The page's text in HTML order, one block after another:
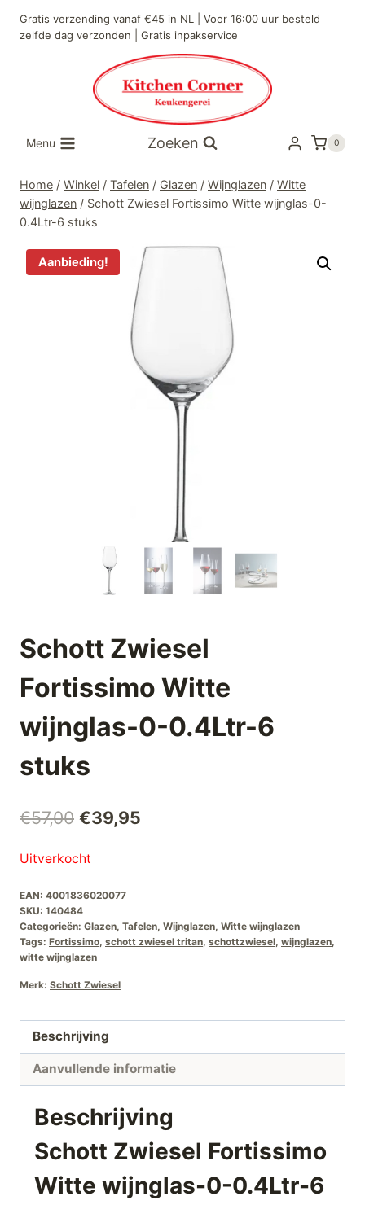
naar
Gratis verzending vanaf €45 in NL | Voor 16:00 uur besteld
zelfde dag verzonden | Gratis inpakservice
Menu Zoeken 0
Home / Winkel / Tafelen / Glazen / Wijnglazen / Witte
wijnglazen / Schott Zwiesel Fortissimo Witte wijnglas-0-
0.4Ltr-6 stuks
Aanbieding!
Schott Zwiesel
Fortissimo Witte
wijnglas-0-0.4Ltr-6
stuks
€57,00 Oorspronkelijke
€57,00.
€39,95
Uitverkocht
EAN: 4001836020077
SKU: 140484
Categorieën: Glazen, Tafelen, Wijnglazen, Witte wijnglazen
Tags: Fortissimo, schott zwiesel tritan, schottzwiesel, wijnglazen,
witte wijnglazen
Merk: Schott Zwiesel
Beschrijving
Aanvullende informatie
Beschrijving
Schott Zwiesel Fortissimo
Witte wijnglas-0-0.4Ltr-6